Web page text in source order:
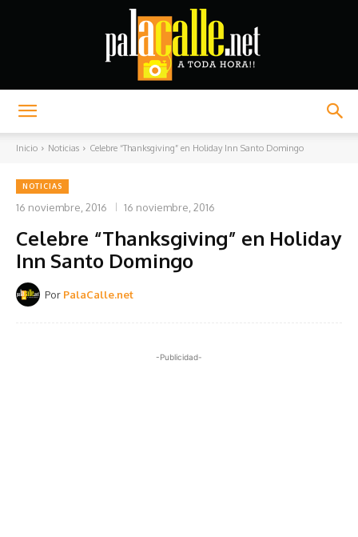
Inicio Noticias Celebre “Thanksgiving” en Holiday Inn Santo Domingo
NOTICIAS
16 noviembre, 2016 16 noviembre, 2016
Celebre “Thanksgiving” en Holiday
Inn Santo Domingo
Por PalaCalle.net
-Publicidad-